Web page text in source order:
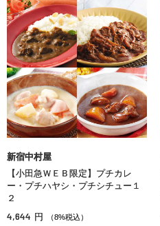
新宿中村屋
【小田急ＷＥＢ限定】プチカレ
ー・プチハヤシ・プチシチュー１
２
4,644 円 （8%税込）